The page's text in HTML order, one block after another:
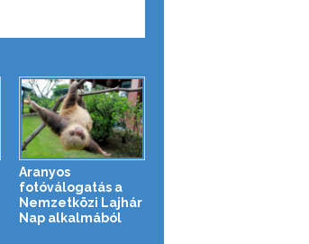
Aranyos
fotóválogatás a
Nemzetközi Lajhár
Nap alkalmából